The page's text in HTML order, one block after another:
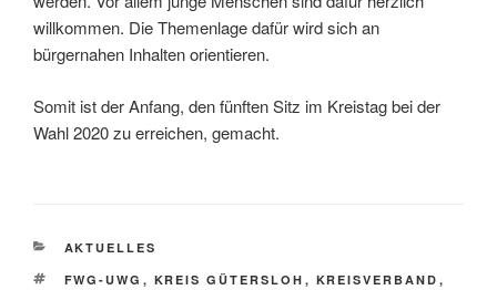
willkommen. Die Themenlage dafür wird sich an
bürgernahen Inhalten orientieren.
Somit ist der Anfang, den fünften Sitz im Kreistag bei der
Wahl 2020 zu erreichen, gemacht.
KATEGORIEN
AKTUELLES
SCHLAGWÖRTER
FWG-UWG , KREIS GÜTERSLOH , KREISVERBAND ,